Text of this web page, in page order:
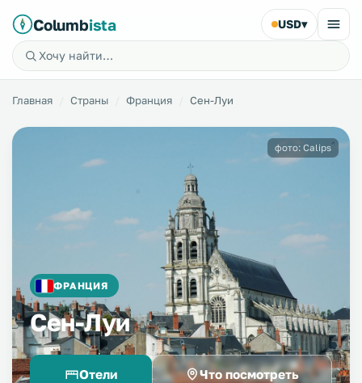
Columbista USD▾
Главная Страны Франция Сен-Луи
ФРАНЦИЯ
Сен-Луи
Отели Что посмотреть
фото: Calips